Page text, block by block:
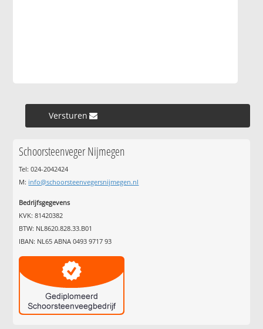
Versturen »
Schoorsteenveger Nijmegen
Tel: 024-2042424
M: info@schoorsteenvegersnijmegen.nl
Bedrijfsgegevens
KVK: 81420382
BTW: NL8620.828.33.B01
IBAN: NL65 ABNA 0493 9717 93